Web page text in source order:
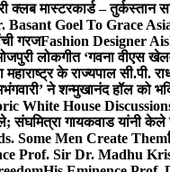
क्लब मास्टरकार्ड – तुर्कस्तान
Basant Goel To Grace
गरजFashion Designer
लोकगीत ‘गवना वीएस
के राज्यपाल सी.पी.
ने शन्मुखानंद हॉल को
White House
संघमित्रा गायकवाड यांनी
Some Men Create Them
Prof. Sir Dr. Madhu